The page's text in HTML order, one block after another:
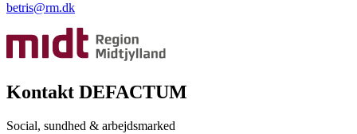
betris@rm.dk
Kontakt DEFACTUM
Social, sundhed & arbejdsmarked